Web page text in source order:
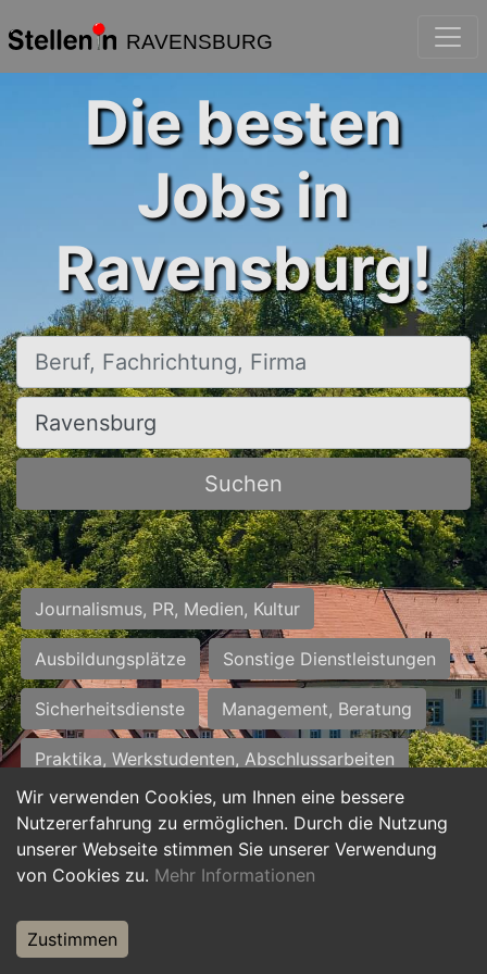
RAVENSBURG
Wir verwenden Cookies, um Ihnen eine bessere
Nutzererfahrung zu ermöglichen. Durch die Nutzung
unserer Webseite stimmen Sie unserer Verwendung
von Cookies zu. Mehr Informationen
Zustimmen
Die besten
Jobs in
Ravensburg!
Beruf, Fachrichtung, Firma
Ort, Stadt
Suchen
Journalismus, PR, Medien, Kultur
Ausbildungsplätze Sonstige Dienstleistungen
Sicherheitsdienste Management, Beratung
Praktika, Werkstudenten, Abschlussarbeiten
Personalwesen Assistenz, Sekretariat
Hilfskräfte, Aushilfs- und Nebenjobs
Weiterbildung, Studium, duale Ausbildung